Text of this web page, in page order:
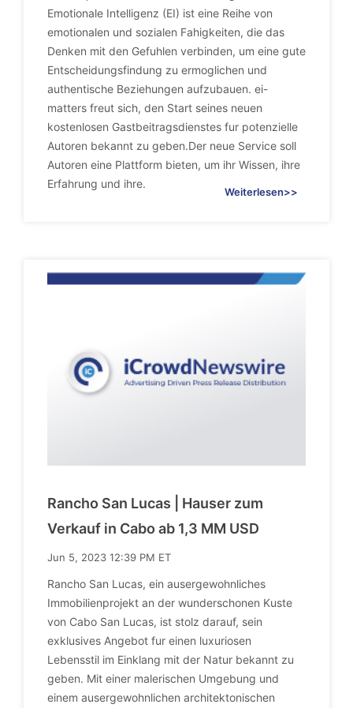
Emotionale Intelligenz (EI) ist eine Reihe von
emotionalen und sozialen Fahigkeiten, die das
Denken mit den Gefuhlen verbinden, um eine gute
Entscheidungsfindung zu ermoglichen und
authentische Beziehungen aufzubauen. ei-
matters freut sich, den Start seines neuen
kostenlosen Gastbeitragsdienstes fur potenzielle
Autoren bekannt zu geben.Der neue Service soll
Autoren eine Plattform bieten, um ihr Wissen, ihre
Erfahrung und ihre.
Weiterlesen>>
Rancho San Lucas | Hauser zum
Verkauf in Cabo ab 1,3 MM USD
Jun 5, 2023 12:39 PM ET
Rancho San Lucas, ein ausergewohnliches
Immobilienprojekt an der wunderschonen Kuste
von Cabo San Lucas, ist stolz darauf, sein
exklusives Angebot fur einen luxuriosen
Lebensstil im Einklang mit der Natur bekannt zu
geben. Mit einer malerischen Umgebung und
einem ausergewohnlichen architektonischen